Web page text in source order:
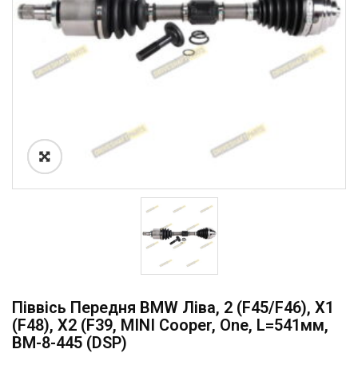
Піввісь Передня BMW Ліва, 2 (F45/F46), X1
(F48), X2 (F39, MINI Cooper, One, L=541мм,
BM-8-445 (DSP)